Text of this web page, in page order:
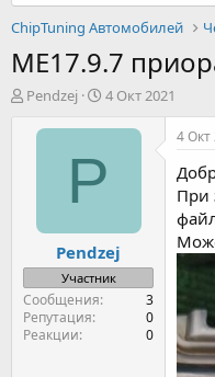
ChipTuning Автомобилей
МЕ17.9.7
А
Pendzej
Д
т
н
а
л
а
4 Окт 2021
P
Pendzej
Участник
Сообщения
3
Репутация
0
Реакции
0
4 Окт
При